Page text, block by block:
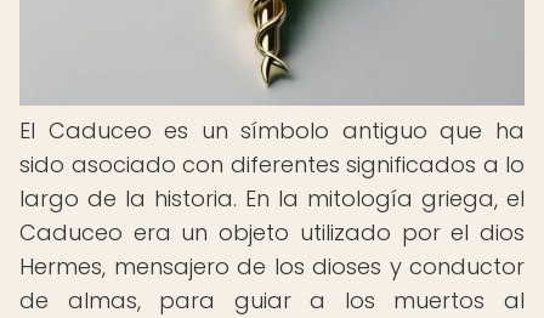
El Caduceo es un símbolo antiguo que ha
sido asociado con diferentes significados a lo
largo de la historia. En la mitología griega, el
Caduceo era un objeto utilizado por el dios
Hermes, mensajero de los dioses y conductor
de almas, para guiar a los muertos al